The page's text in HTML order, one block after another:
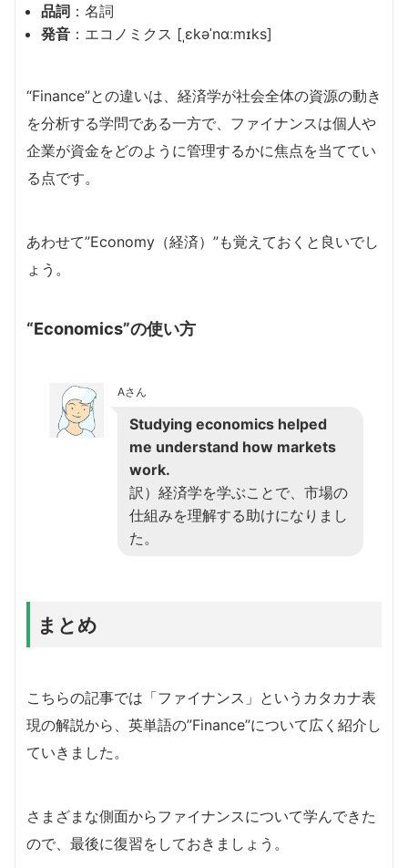
品詞 ：名詞
発音 ：エコノミクス [ˌɛkəˈnɑːmɪks]
“Finance”との違いは、経済学が社会全体の資源の動き
を分析する学問である一方で、ファイナンスは個人や
企業が資金をどのように管理するかに焦点を当ててい
る点です。
あわせて”Economy（経済）”も覚えておくと良いでし
ょう。
“Economics”の使い方
Aさん
Studying economics helped
me understand how markets
work.
訳）経済学を学ぶことで、市場の
仕組みを理解する助けになりまし
た。
まとめ
こちらの記事では「ファイナンス」というカタカナ表
現の解説から、英単語の”Finance”について広く紹介し
ていきました。
さまざまな側面からファイナンスについて学んできた
ので、最後に復習をしておきましょう。